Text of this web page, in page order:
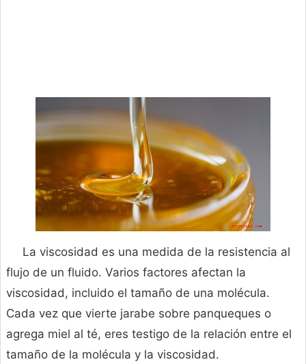
La viscosidad es una medida de la resistencia al
flujo de un fluido. Varios factores afectan la
viscosidad, incluido el tamaño de una molécula.
Cada vez que vierte jarabe sobre panqueques o
agrega miel al té, eres testigo de la relación entre el
tamaño de la molécula y la viscosidad.